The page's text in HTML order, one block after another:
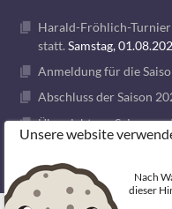
Harald-Fröhlich-Turnier
statt. Samstag,
Anmeldung für die
Abschluss der Saison
Übersicht zur Saison
1. VOLLEY GODS
© 2026 FREIZEITVOLLEYBALL BERLIN
Unsere website
Nach
dieser